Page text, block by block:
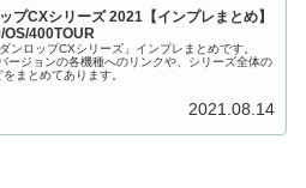
プCXシリーズ 2021【インプレまとめ】
OS/400TOUR
ンロップCXシリーズ」インプレまとめです。
ージョンの各機種へのリンクや、シリーズ全体の
まとめてあります。
2021.08.14